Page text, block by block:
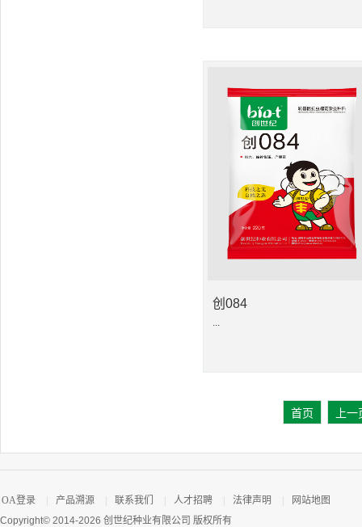
创084
...
首页 上一
OA登录 产品溯源 联系我们 人才招聘 法律声明
网站地图
Copyright© 2014-2026 创世纪种业有限公司 版权所有